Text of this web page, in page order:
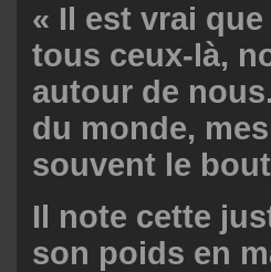
« Il est vrai
tous ceux-là,
autour de
du monde,
souvent le
Il note cette
son poids en